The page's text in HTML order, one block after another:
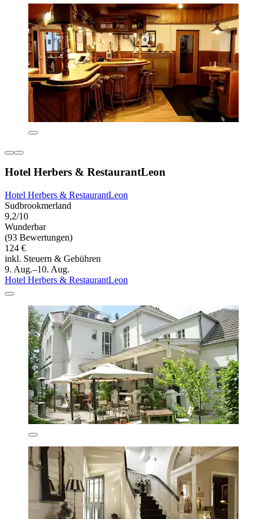
Hotel Herbers & RestaurantLeon
Hotel Herbers & RestaurantLeon
Sudbrookmerland
9,2/10
Wunderbar
(93 Bewertungen)
124 €
inkl. Steuern & Gebühren
9. Aug.–10. Aug.
Hotel Herbers & RestaurantLeon